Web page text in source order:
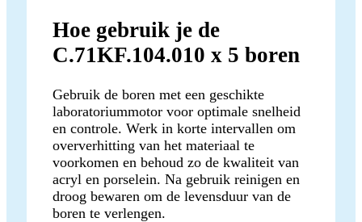
Hoe gebruik je de
C.71KF.104.010 x 5 boren
Gebruik de boren met een geschikte
laboratoriummotor voor optimale snelheid
en controle. Werk in korte intervallen om
oververhitting van het materiaal te
voorkomen en behoud zo de kwaliteit van
acryl en porselein. Na gebruik reinigen en
droog bewaren om de levensduur van de
boren te verlengen.